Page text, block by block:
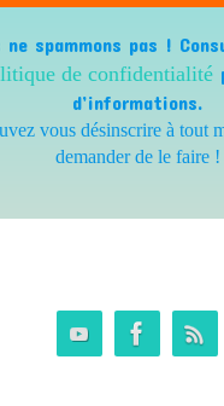
ne spammons pas !
de confidentialité
d’informations.
vous désinscrire à tout
demander de le faire !